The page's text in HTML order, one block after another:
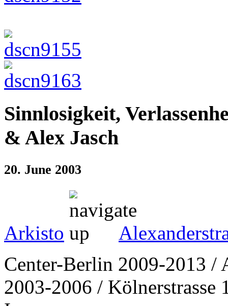
Sinnlosigkeit,
& Alex Jasch
20. June 2003
Arkisto
Center-Berlin 2009-2013 /
2003-2006 /